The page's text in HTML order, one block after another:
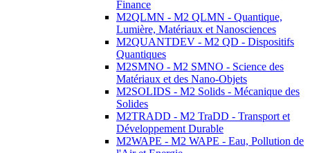
Finance
M2QLMN - M2 QLMN - Quantique,
Lumière, Matériaux et Nanosciences
M2QUANTDEV - M2 QD - Dispositifs
Quantiques
M2SMNO - M2 SMNO - Science des
Matériaux et des Nano-Objets
M2SOLIDS - M2 Solids - Mécanique des
Solides
M2TRADD - M2 TraDD - Transport et
Développement Durable
M2WAPE - M2 WAPE - Eau, Pollution de